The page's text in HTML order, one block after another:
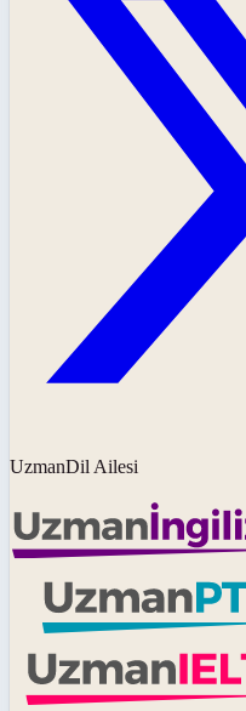
UzmanDil Ailesi